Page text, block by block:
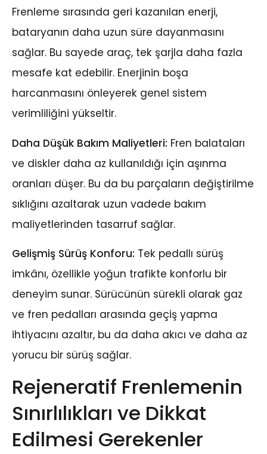
Frenleme sırasında geri kazanılan enerji,
bataryanın daha uzun süre dayanmasını
sağlar. Bu sayede araç, tek şarjla daha fazla
mesafe kat edebilir. Enerjinin boşa
harcanmasını önleyerek genel sistem
verimliliğini yükseltir.
Daha Düşük Bakım Maliyetleri: Fren balataları
ve diskler daha az kullanıldığı için aşınma
oranları düşer. Bu da bu parçaların değiştirilme
sıklığını azaltarak uzun vadede bakım
maliyetlerinden tasarruf sağlar.
Gelişmiş Sürüş Konforu: Tek pedallı sürüş
imkânı, özellikle yoğun trafikte konforlu bir
deneyim sunar. Sürücünün sürekli olarak gaz
ve fren pedalları arasında geçiş yapma
ihtiyacını azaltır, bu da daha akıcı ve daha az
yorucu bir sürüş sağlar.
Rejeneratif Frenlemenin
Sınırlılıkları ve Dikkat
Edilmesi Gerekenler